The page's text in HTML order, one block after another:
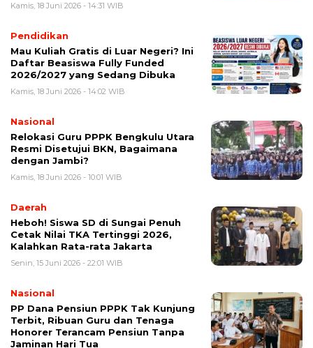
Kamis, 18 Juni 2026 - 14:31 WIB
Pendidikan
Mau Kuliah Gratis di Luar Negeri? Ini
Daftar Beasiswa Fully Funded
2026/2027 yang Sedang Dibuka
Kamis, 18 Juni 2026 - 14:02 WIB
Nasional
Relokasi Guru PPPK Bengkulu Utara
Resmi Disetujui BKN, Bagaimana
dengan Jambi?
Kamis, 18 Juni 2026 - 10:01 WIB
Daerah
Heboh! Siswa SD di Sungai Penuh
Cetak Nilai TKA Tertinggi 2026,
Kalahkan Rata-rata Jakarta
Senin, 15 Juni 2026 - 22:01 WIB
Nasional
PP Dana Pensiun PPPK Tak Kunjung
Terbit, Ribuan Guru dan Tenaga
Honorer Terancam Pensiun Tanpa
Jaminan Hari Tua